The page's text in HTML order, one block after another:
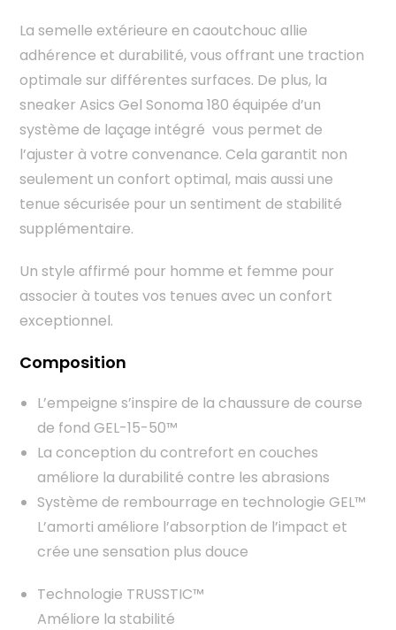
La semelle extérieure en caoutchouc allie
adhérence et durabilité, vous offrant une traction
optimale sur différentes surfaces. De plus, la
sneaker Asics Gel Sonoma 180 équipée d’un
système de laçage intégré vous permet de
l’ajuster à votre convenance. Cela garantit non
seulement un confort optimal, mais aussi une
tenue sécurisée pour un sentiment de stabilité
supplémentaire.
Un style affirmé pour homme et femme pour
associer à toutes vos tenues avec un confort
exceptionnel.
Composition
L’empeigne s’inspire de la chaussure de course
de fond GEL-15-50™
La conception du contrefort en couches
améliore la durabilité contre les abrasions
Système de rembourrage en technologie GEL™
L’amorti améliore l’absorption de l’impact et
crée une sensation plus douce
Technologie TRUSSTIC™
Améliore la stabilité